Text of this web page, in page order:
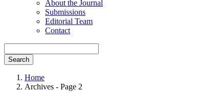
About the Journal
Submissions
Editorial Team
Contact
Search
Home
Archives - Page 2